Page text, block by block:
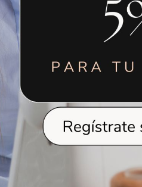
TORNILLO
BASTIDOR
ELNA/JANOME